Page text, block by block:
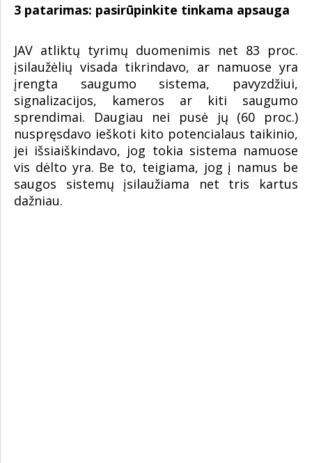
3 patarimas: pasirūpinkite tinkama apsauga
JAV atliktų tyrimų duomenimis net 83 proc.
įsilaužėlių visada tikrindavo, ar namuose yra
įrengta saugumo sistema, pavyzdžiui,
signalizacijos, kameros ar kiti saugumo
sprendimai. Daugiau nei pusė jų (60 proc.)
nuspręsdavo ieškoti kito potencialaus taikinio,
jei išsiaiškindavo, jog tokia sistema namuose
vis dėlto yra. Be to, teigiama, jog į namus be
saugos sistemų įsilaužiama net tris kartus
dažniau.